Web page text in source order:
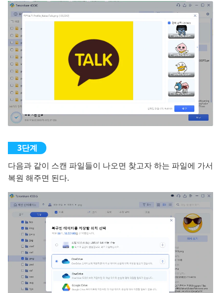
다음과 같이 스캔 파일들이 나오면 찾고자 하는 파일에 가서
복원 해주면 된다.